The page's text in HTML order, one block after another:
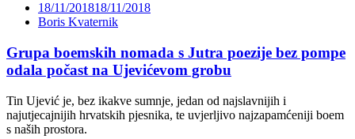
18/11/201818/11/2018
Boris Kvaternik
Grupa boemskih nomada s Jutra poezije bez pompe
odala počast na Ujevićevom grobu
Tin Ujević je, bez ikakve sumnje, jedan od najslavnijih i
najutjecajnijih hrvatskih pjesnika, te uvjerljivo najzapamćeniji boem
s naših prostora.